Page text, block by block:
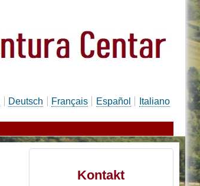
Deutsch Français Español Italiano
Kontakt